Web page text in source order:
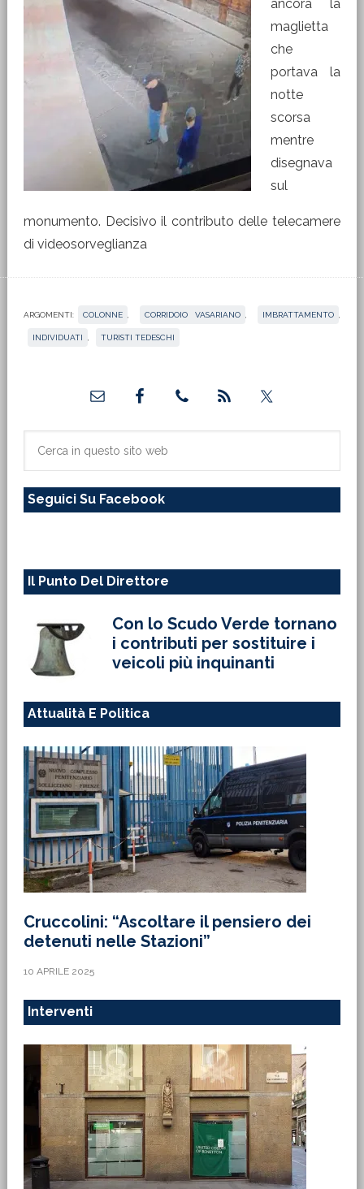
ancora la
maglietta
che
portava la
notte
scorsa
mentre
disegnava
sul
monumento. Decisivo il contributo delle telecamere
di videosorveglianza
ARGOMENTI: COLONNE CORRIDOIO VASARIANO IMBRATTAMENTO
INDIVIDUATI TURISTI TEDESCHI
primaria
sito
Seguici Su Facebook
Il Punto Del Direttore
Con lo Scudo Verde tornano
i contributi per sostituire i
veicoli più inquinanti
Attualità E Politica
Cruccolini: “Ascoltare il pensiero dei
detenuti nelle Stazioni”
10 APRILE 2025
Interventi